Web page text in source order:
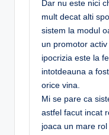
Dar nu este nici
mult decat alti
sistem la modul
un promotor
ipocrizia este la
intotdeauna a
orice vina.
Mi se pare ca
astfel facut incat
joaca un mare